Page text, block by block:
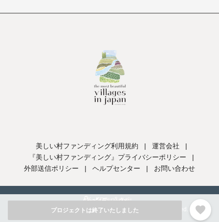
プロジェクトは終了いたしました favorite
美しい村ファンディング利用規約 | 運営会社
|
『美しい村ファンディング』プライバシーポリシー
|
外部送信ポリシー
| ヘルプセンター | お問い合わせ
Copyright ©utsukushiimura procect llc, All Rights Reserved.